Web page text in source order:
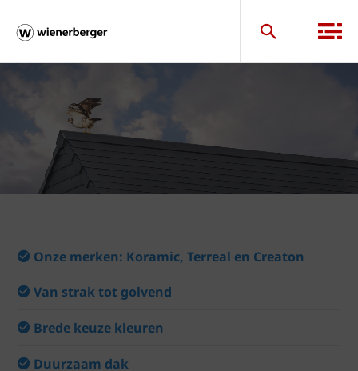
Onze merken: Koramic, Terreal en Creaton
Van strak tot golvend
Brede keuze kleuren
Duurzaam dak